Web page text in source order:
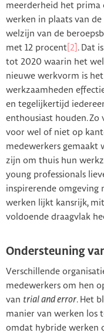
meerderheid het
werken in plaats van
welzijn van de
met 12 procent [2] . Dat
tot 2020 waarin het
nieuwe werkvorm is
werkzaamheden
en tegelijkertijd
enthousiast houden.
voor wel of niet op
medewerkers gemaakt
zijn om thuis hun
young professionals
inspirerende omgeving
werken lijkt kansrijk,
voldoende draagvlak
Ondersteuning
Verschillende
medewerkers om hen
van trial and error. Het
manier van werken los
omdat hybride werken